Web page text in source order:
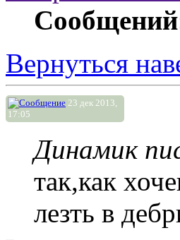
Вернуться
23 дек 2013,
17:05
Динамик
так,как
лезть в